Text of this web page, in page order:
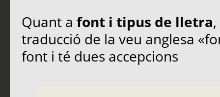
Quant a font i tipus de lletra
traducció de la veu anglesa
font i té dues accepcions